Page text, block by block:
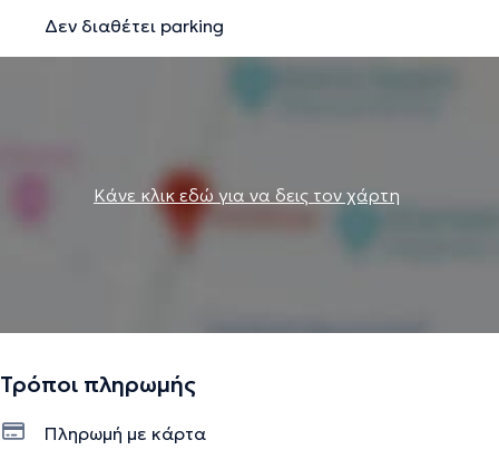
Δεν διαθέτει parking
Κάνε κλικ εδώ για να δεις τον χάρτη
Τρόποι πληρωμής
Πληρωμή με κάρτα